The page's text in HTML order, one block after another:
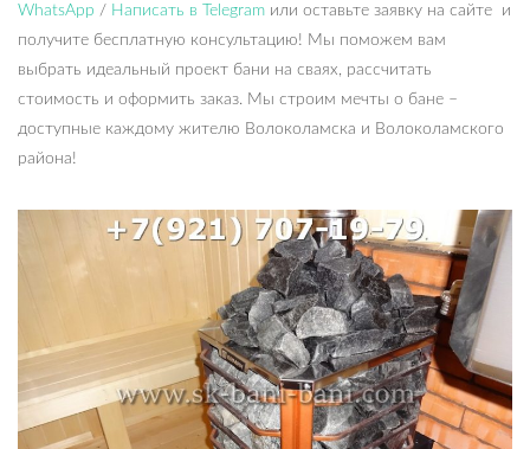
WhatsApp / Написать в Telegram или оставьте заявку на сайте и
получите бесплатную консультацию! Мы поможем вам
выбрать идеальный проект бани на сваях, рассчитать
стоимость и оформить заказ. Мы строим мечты о бане –
доступные каждому жителю Волоколамска и Волоколамского
района!